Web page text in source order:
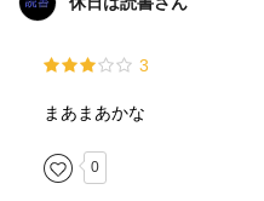
が、服をとめる目的で使わ
パ各地に広まるまでに
事を奪われるとわかった
ったが、それはなぜかとい
3
まあまあかな
0